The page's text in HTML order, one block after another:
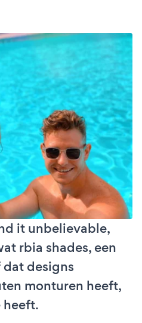
it unbelievable,
rbia shades, een
designs
monturen heeft,
heeft.